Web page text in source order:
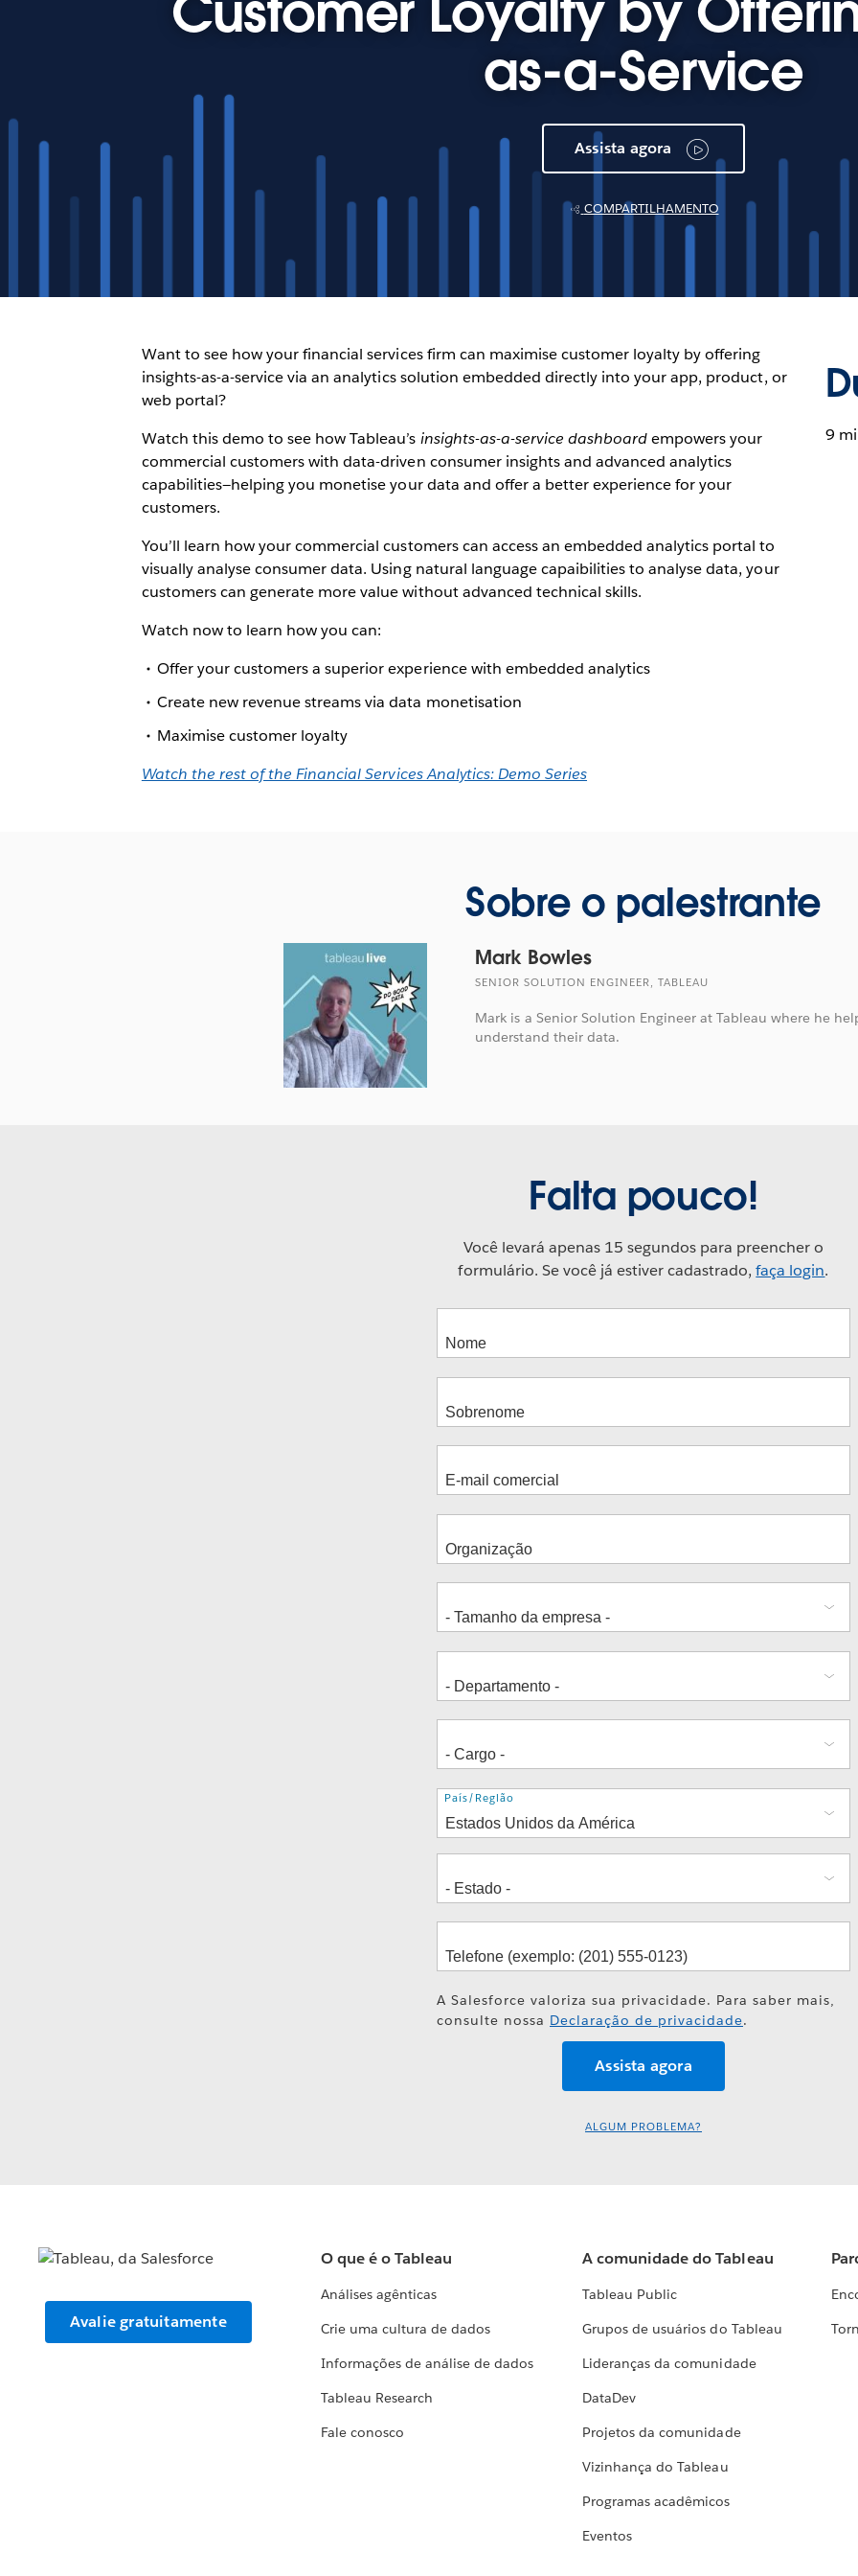
as-a-Service
Assista agora
COMPARTILHAMENTO
Want to see how your financial services firm can maximise customer loyalty by offering
insights-as-a-service via an analytics solution embedded directly into your app, product, or
web portal?
Watch this demo to see how Tableau’s insights-as-a-service dashboardempowers your
commercial customers with data-driven consumer insights and advanced analytics
capabilities—helping you monetise your data and offer a better experience for your
customers.
You’ll learn how your commercial customers can access an embedded analytics portal to
visually analyse consumer data. Using natural language capaibilities to analyse data, your
customers can generate more value without advanced technical skills.
Watch now to learn how you can:
Offer your customers a superior experience with embedded analytics
Create new revenue streams via data monetisation
Maximise customer loyalty
Watch the rest of the Financial Services Analytics: Demo Series
9
Sobre o palestrante
Mark Bowles
SENIOR SOLUTION ENGINEER, TABLEAU
Mark is a Senior Solution Engineer at Tableau where he
understand their data.
Falta pouco!
Você levará apenas 15 segundos para preencher o
formulário. Se você já estiver cadastrado,faça login.
Endereço
País/Região
A Salesforce valoriza sua privacidade. Para saber mais,
consulte nossa Declaração de privacidade.
ALGUM PROBLEMA?
Avalie gratuitamente
O que é o Tableau
Análises agênticas
Crie uma cultura de dados
Informações de análise de dados
Tableau Research
Fale conosco
A comunidade do Tableau
Tableau Public
Grupos de usuários do Tableau
Lideranças da comunidade
DataDev
Projetos da comunidade
Vizinhança do Tableau
Programas acadêmicos
Eventos